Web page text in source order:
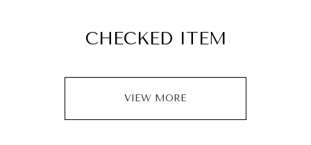
CHECKED ITEM
VIEW MORE